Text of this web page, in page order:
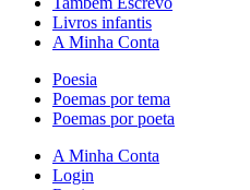
Livros infantis
A Minha Conta
Poesia
Poemas por tema
Poemas por poeta
A Minha Conta
Login